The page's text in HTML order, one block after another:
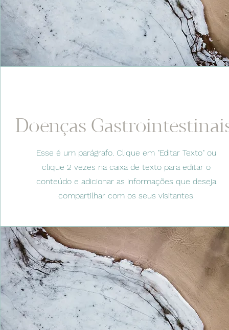
Doenças
Esse é um parágrafo. Clique em "Editar Texto" ou
clique 2 vezes na caixa de texto para editar o
conteúdo e adicionar as informações que deseja
compartilhar com os seus visitantes.